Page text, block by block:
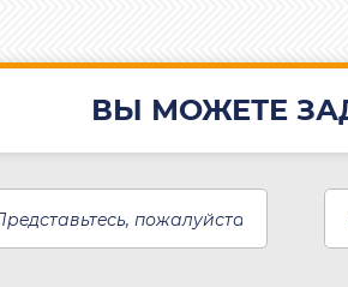
ВЫ МОЖЕТЕ